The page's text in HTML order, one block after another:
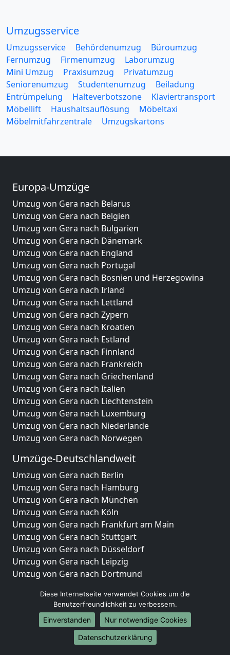
Umzugsservice
Umzugsservice Behördenumzug
Büroumzug
Fernumzug
Firmenumzug
Laborumzug
Mini Umzug
Praxisumzug
Privatumzug
Seniorenumzug
Studentenumzug
Beiladung
Entrümpelung
Halteverbotszone
Klaviertransport
Möbellift
Haushaltsauflösung
Möbeltaxi
Möbelmitfahrzentrale
Umzugskartons
Europa-Umzüge
Umzug von Gera nach Belarus
Umzug von Gera nach Belgien
Umzug von Gera nach Bulgarien
Umzug von Gera nach Dänemark
Umzug von Gera nach England
Umzug von Gera nach Portugal
Umzug von Gera nach Bosnien und Herzegowina
Umzug von Gera nach Irland
Umzug von Gera nach Lettland
Umzug von Gera nach Zypern
Umzug von Gera nach Kroatien
Umzug von Gera nach Estland
Umzug von Gera nach Finnland
Umzug von Gera nach Frankreich
Umzug von Gera nach Griechenland
Umzug von Gera nach Italien
Umzug von Gera nach Liechtenstein
Umzug von Gera nach Luxemburg
Umzug von Gera nach Niederlande
Umzug von Gera nach Norwegen
Umzüge-Deutschlandweit
Umzug von Gera nach Berlin
Umzug von Gera nach Hamburg
Umzug von Gera nach München
Umzug von Gera nach Köln
Umzug von Gera nach Frankfurt am Main
Umzug von Gera nach Stuttgart
Umzug von Gera nach Düsseldorf
Umzug von Gera nach Leipzig
Umzug von Gera nach Dortmund
Umzug von Gera nach Bremen
Umzug von Gera nach Dresden
Umzug von Gera nach Hannover
Umzug von Gera nach Nürnberg
Umzug von Gera nach Duisburg
Diese Internetseite verwendet Cookies um die
Benutzerfreundlichkeit zu verbessern.
Einverstanden
Nur notwendige Cookies
Datenschutzerklärung